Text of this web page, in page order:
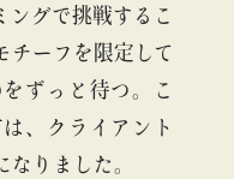
ングで挑戦するこ
チーフを限定して
ずっと待つ。こ
、クライアント
なりました。